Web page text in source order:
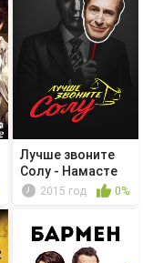
Лучше звоните
Солу - Намасте
2015 год 0%